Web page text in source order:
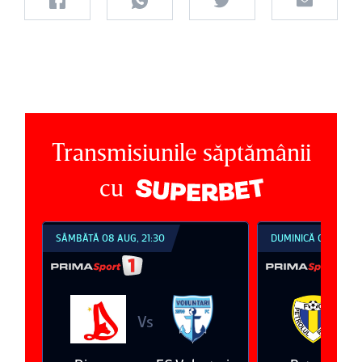
Transmisiunile săptămânii
cu
SÂMBĂTĂ 08 AUG, 21:30
Vs
DUMINICĂ 09 AUG, 18:30